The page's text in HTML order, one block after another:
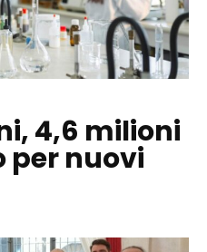
4,6 milioni
per nuovi